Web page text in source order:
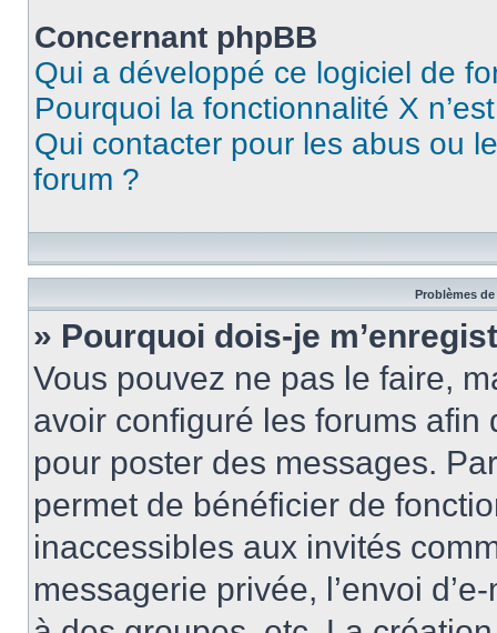
Concernant phpBB
Qui a développé ce logiciel de
Pourquoi la fonctionnalité X
Qui contacter pour les abus ou
forum ?
Problèmes
» Pourquoi dois-je
Vous pouvez ne pas le faire,
avoir configuré les forums afin
pour poster des messages.
permet de bénéficier de
inaccessibles aux invités
messagerie privée, l’envoi